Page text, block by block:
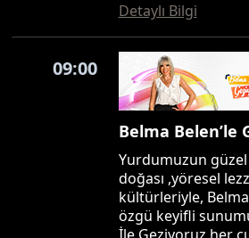
Detaylı Bilgi
09:00
Belma Belen’le
Yurdumuzun
doğası ,yöresel
kültürleriyle,
özgü keyifli